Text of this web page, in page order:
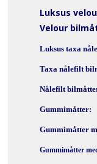
BAGAGERUMSMÅTTER
LASTBILMÅTTER
LAGERSALG
Luksus
Velour
Luksus taxa
Taxa nålefilt
Nålefilt
Gummimåtter:
Gummimåtter
Gummimåtter